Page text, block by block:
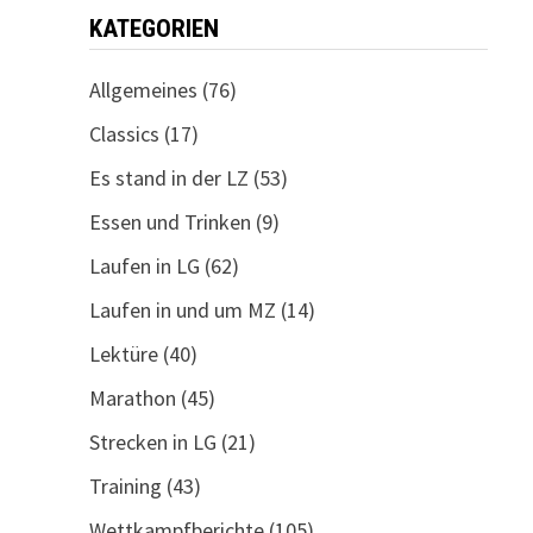
KATEGORIEN
Allgemeines (76)
Classics (17)
Es stand in der LZ (53)
Essen und Trinken (9)
Laufen in LG (62)
Laufen in und um MZ (14)
Lektüre(40)
Marathon (45)
Strecken in LG (21)
Training (43)